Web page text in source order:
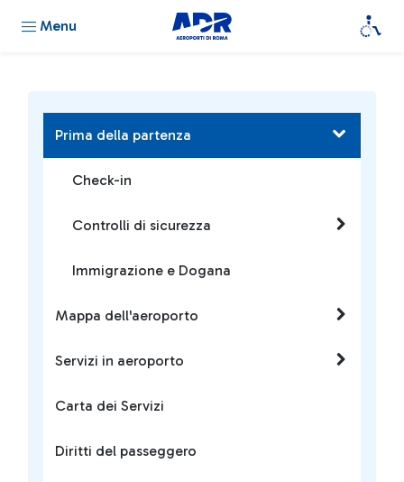
Menu
Prima della partenza
Check-in
Controlli di sicurezza
Immigrazione e Dogana
Mappa dell'aeroporto
Servizi in aeroporto
Carta dei Servizi
Diritti del passeggero